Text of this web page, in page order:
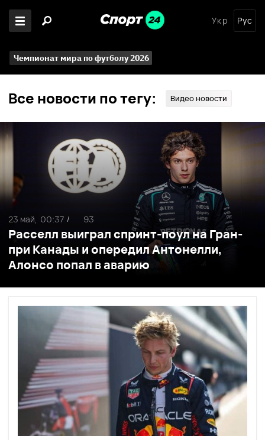
Укр Рус
Чемпионат мира по футболу 2026
Все новости по тегу: Видео новости
Расселл выиграл спринт-поул на Гран-
при Канады и опередил Антонелли,
Алонсо попал в аварию
23 май, 00:37 / 93